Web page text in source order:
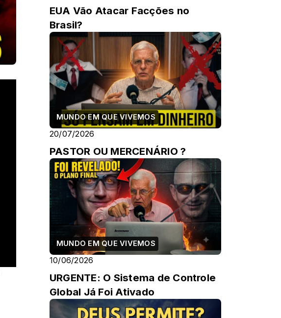
EUA Vão Atacar Facções no
Brasil?
MUNDO EM QUE VIVEMOS
20/07/2026
PASTOR OU MERCENÁRIO ?
MUNDO EM QUE VIVEMOS
10/06/2026
URGENTE: O Sistema de Controle
Global Já Foi Ativado